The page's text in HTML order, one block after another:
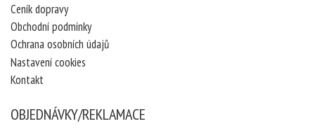
Ceník dopravy
Obchodní podmínky
Ochrana osobních údajů
Nastavení cookies
Kontakt
OBJEDNÁVKY/REKLAMACE